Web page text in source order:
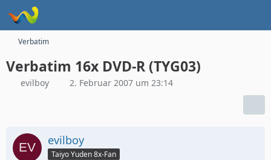
Verbatim
Verbatim 16x DVD-R (TYG03)
evilboy 2. Februar 2007 um 23:14
evilboy
Taiyo Yuden 8x-Fan